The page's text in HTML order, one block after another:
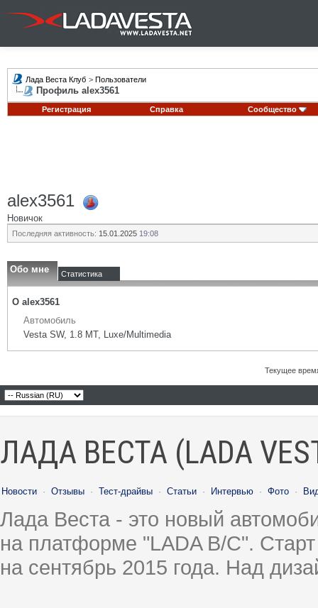
Лада Веста Клуб > Пользователи
Профиль alex3561
Регистрация Справка Сообщество
alex3561
Новичок
Последняя активность: 15.01.2025 19:08
Обо мне Статистика
О alex3561
Автомобиль
Vesta SW, 1.8 MT, Luxe/Multimedia
Текущее
ЛАДА ВЕСТА (LADA
Новости · Отзывы · Тест-драйвы · Статьи · Интервью · Фото ·
Лада Веста - это новый
на платформе "LADA B/C".
на сентябрь 2015 года. Над